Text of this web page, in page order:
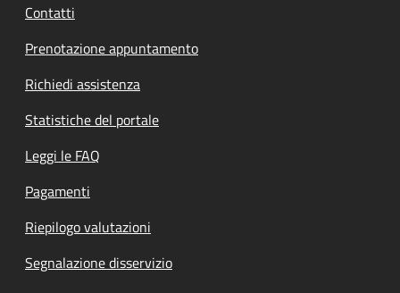
Contatti
Prenotazione appuntamento
Richiedi assistenza
Statistiche del portale
Leggi le FAQ
Pagamenti
Riepilogo valutazioni
Segnalazione disservizio